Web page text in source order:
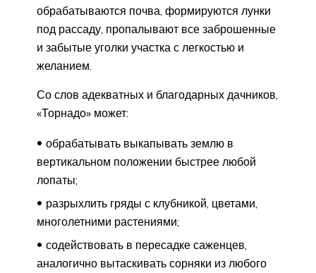
обрабатываются почва, формируются лунки
под рассаду, пропалывают все заброшенные
и забытые уголки участка с легкостью и
желанием.
Со слов адекватных и благодарных дачников,
«Торнадо» может:
обрабатывать выкапывать землю в
вертикальном положении быстрее любой
лопаты;
разрыхлить гряды с клубникой, цветами,
многолетними растениями;
содействовать в пересадке саженцев,
аналогично вытаскивать сорняки из любого